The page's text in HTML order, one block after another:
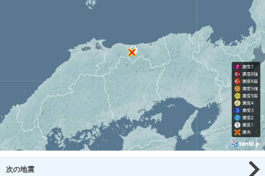
次の地震